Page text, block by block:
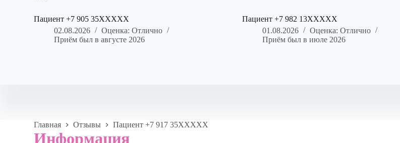
Пациент +7 905 35XXXXX
02.08.2026
Оценка: Отлично
Приём был в августе 2026
Пациент +7 982 13XXXXX
01.08.2026
Оценка: Отлично
Приём был в июле 2026
Главная Отзывы Пациент +7 917 35XXXXX
Информация